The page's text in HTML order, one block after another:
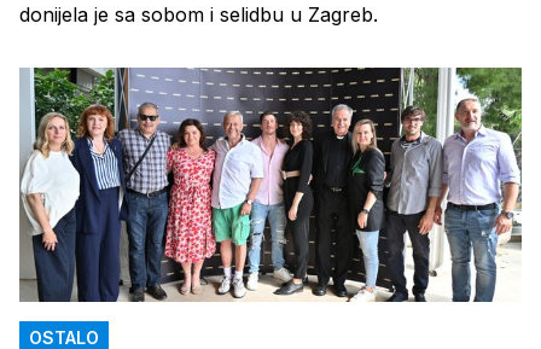
donijela je sa sobom i selidbu u Zagreb.
OSTALO